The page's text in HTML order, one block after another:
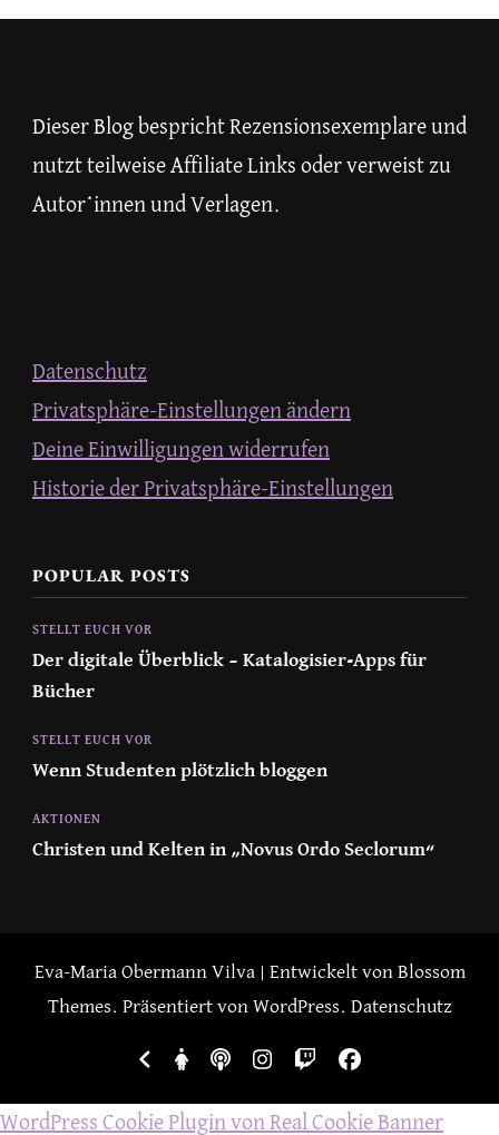
Dieser Blog bespricht Rezensionsexemplare und
nutzt teilweise Affiliate Links oder verweist zu
Autor*innen und Verlagen.
Datenschutz
Privatsphäre-Einstellungen ändern
Deine Einwilligungen widerrufen
Historie der Privatsphäre-Einstellungen
POPULAR POSTS
STELLT EUCH VOR
Der digitale Überblick – Katalogisier-Apps für
Bücher
STELLT EUCH VOR
Wenn Studenten plötzlich bloggen
AKTIONEN
Christen und Kelten in „Novus Ordo Seclorum“
Eva-Maria ObermannVilva | Entwickelt von Blossom
Themes. Präsentiert von WordPress. Datenschutz
WordPress Cookie Plugin von Real Cookie Banner